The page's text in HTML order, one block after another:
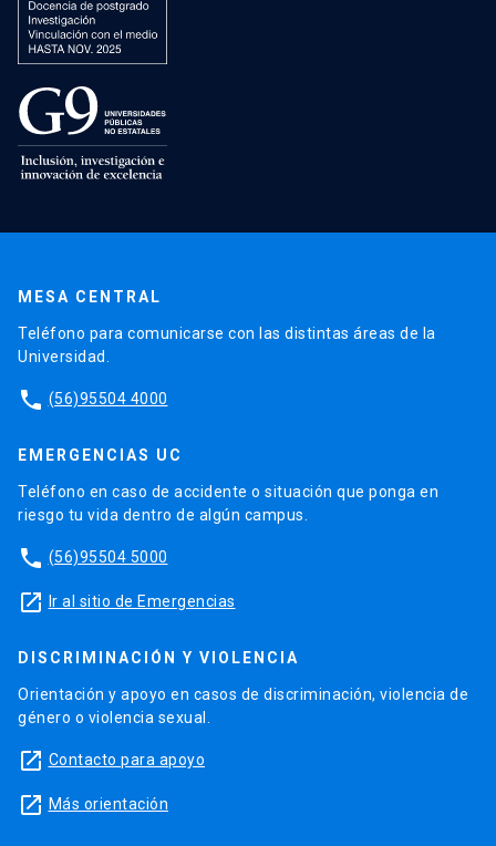
MESA CENTRAL
Teléfono para comunicarse con las distintas áreas de la
Universidad.
phone (56)95504 4000
EMERGENCIAS UC
Teléfono en caso de accidente o situación que ponga en
riesgo tu vida dentro de algún campus.
phone (56)95504 5000
launch Ir al sitio de Emergencias
DISCRIMINACIÓN Y VIOLENCIA
Orientación y apoyo en casos de discriminación, violencia de
género o violencia sexual.
launch Contacto para apoyo
launch Más orientación